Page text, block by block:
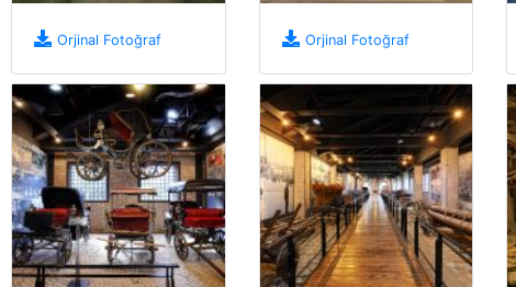
Orjinal Fotoğraf Orjinal Fotoğraf